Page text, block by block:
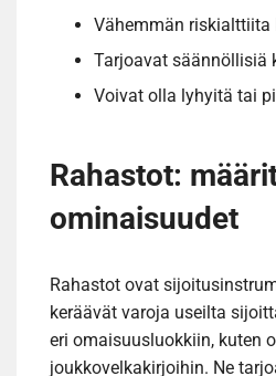
Vähemmän riskialttiita
Tarjoavat säännöllisiä
Voivat olla lyhyitä tai
Rahastot:
ominaisuudet
Rahastot ovat
keräävät varoja useilta
eri omaisuusluokkiin, kuten
joukkovelkakirjoihin. Ne